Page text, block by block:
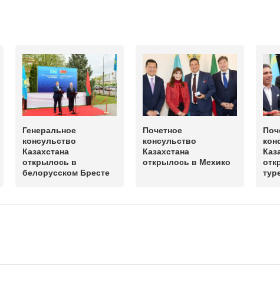
Генеральное
консульство
Казахстана
открылось в
белорусском Бресте
Почетное
консульство
Казахстана
открылось в Мехико